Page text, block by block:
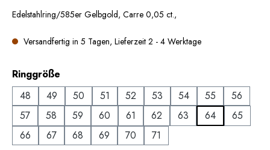
Edelstahlring/585er Gelbgold, Carre 0,05 ct.,
Versandfertig in 5 Tagen, Lieferzeit 2 - 4 Werktage
Ringgröße
48
49 50 51 52 53 54 55
56
57
58 59 60 61 62 63 64
65
66
67 68 69 70 71